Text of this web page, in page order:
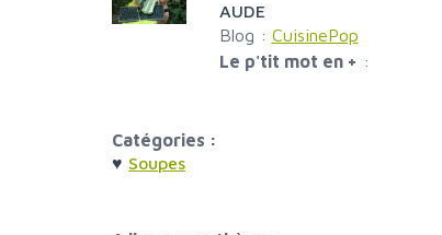
AUDE
Blog : CuisinePop
Le p'tit mot en + :
Catégories :
♥ Soupes